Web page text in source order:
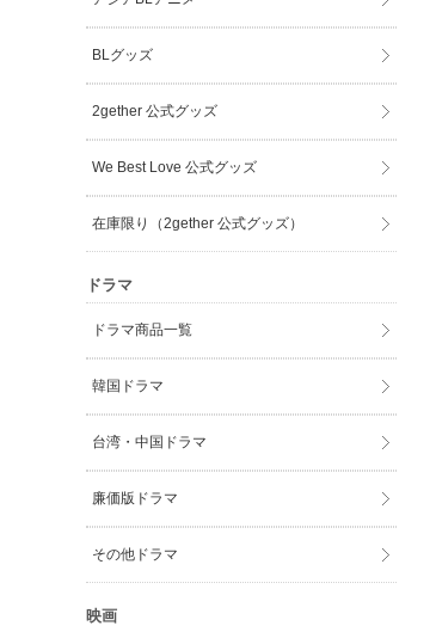
BLグッズ
2gether 公式グッズ
We Best Love 公式グッズ
在庫限り（2gether 公式グッズ）
ドラマ
ドラマ商品一覧
韓国ドラマ
台湾・中国ドラマ
廉価版ドラマ
その他ドラマ
映画